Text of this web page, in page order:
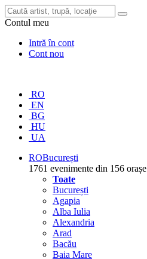
Contul meu
Intră în cont
Cont nou
RO
EN
BG
HU
UA
ROBucurești
1761 evenimente din 156 orașe
Toate
București
Agapia
Alba Iulia
Alexandria
Arad
Bacău
Baia Mare